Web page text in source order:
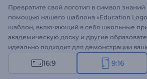
Превратите свой логотип в символ
помощью нашего шаблона «Education Logo
шаблон, включающий в себя школьные
академическую доску и другие
идеально подходит для демонстрации
стиля. Легко настройте его, добавив свой
фоновую музыку. Идеально подходит для
16:9 9:16